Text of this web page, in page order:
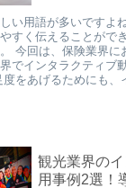
い用語が多いですよ
すく伝えることがで
今回は、保険業界
でインタラクティブ
をあげるためにも、
観光業界の
用事例2選！